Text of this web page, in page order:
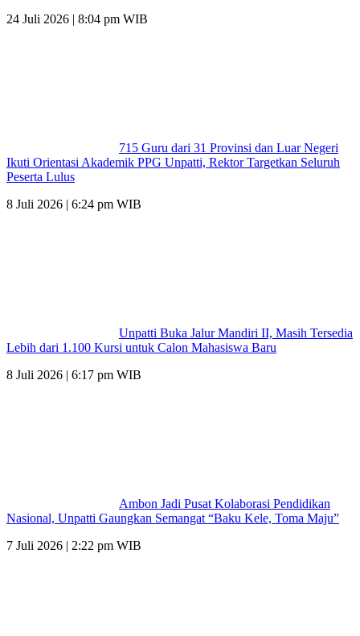
24 Juli 2026 | 8:04 pm WIB
715 Guru dari 31 Provinsi dan Luar Negeri
Ikuti Orientasi Akademik PPG Unpatti, Rektor Targetkan Seluruh
Peserta Lulus
8 Juli 2026 | 6:24 pm WIB
Unpatti Buka Jalur Mandiri II, Masih Tersedia
Lebih dari 1.100 Kursi untuk Calon Mahasiswa Baru
8 Juli 2026 | 6:17 pm WIB
Ambon Jadi Pusat Kolaborasi Pendidikan
Nasional, Unpatti Gaungkan Semangat “Baku Kele, Toma Maju”
7 Juli 2026 | 2:22 pm WIB